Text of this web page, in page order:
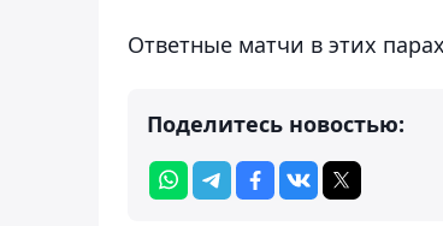
Ответные матчи в этих
Поделитесь новостью: